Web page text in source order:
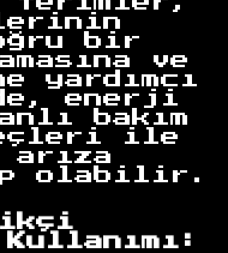
bir
ve
yardımcı
enerji
bakım
ile
arıza
olabilir.